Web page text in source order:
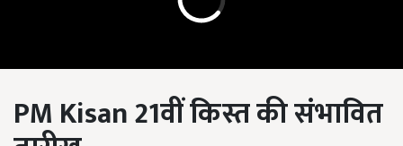
PM Kisan 21वीं किस्त की संभावित